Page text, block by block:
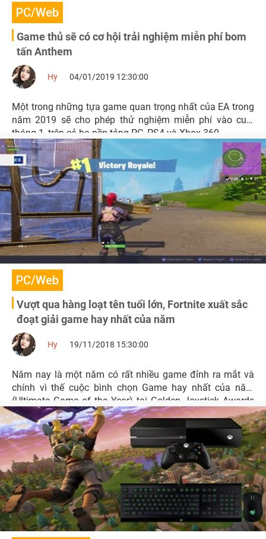
PC/Web
Game thủ sẽ có cơ hội trải nghiệm miễn phí bom
tấn Anthem
Hy 04/01/2019 12:30:00
Một trong những tựa game quan trọng nhất của EA trong
năm 2019 sẽ cho phép thử nghiệm miễn phí vào cuối
tháng 1, trên cả ba nền tảng PC, PS4 và Xbox 360.
PC/Web
Vượt qua hàng loạt tên tuổi lớn, Fortnite xuất sắc
đoạt giải game hay nhất của năm
Hy 19/11/2018 15:30:00
Năm nay là một năm có rất nhiều game đỉnh ra mắt và
chính vì thế cuộc bình chọn Game hay nhất của năm
(Ultimate Game of the Year) tại Golden Joystick Awards
trở nên khó khăn hơn bao giờ hết.